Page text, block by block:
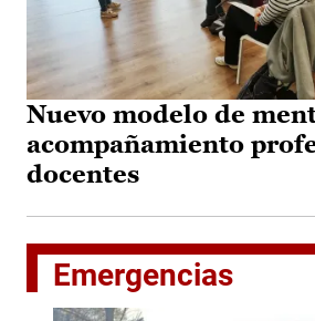
Nuevo modelo de
acompañamiento
docentes
Emergencias